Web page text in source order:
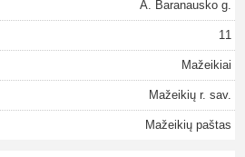
A. Baranausko g.
11
Mažeikiai
Mažeikių r. sav.
Mažeikių paštas